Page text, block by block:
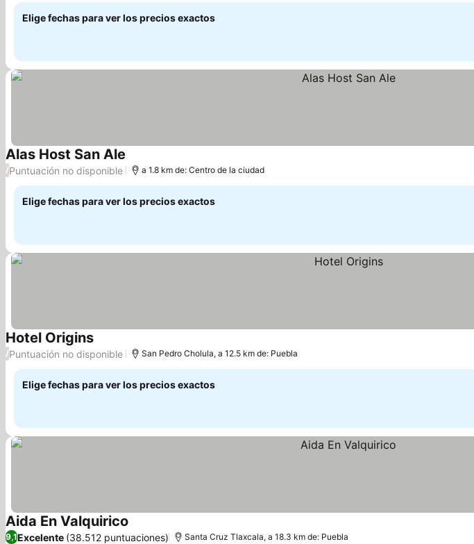
Elige fechas para ver los precios exactos
Alas Host San Ale Ver precios
/Puntuación no disponible a 1.8 km de: Centro de la ciudad
Elige fechas para ver los precios exactos
Hotel OriginsVer precios
/Puntuación no disponible San Pedro Cholula, a 12.5 km de: Puebla
Elige fechas para ver los precios exactos
Aida En Valquirico Ver precios
9,1Excelente (38.512 puntuaciones) Santa Cruz Tlaxcala, a 18.3 km de: Puebla